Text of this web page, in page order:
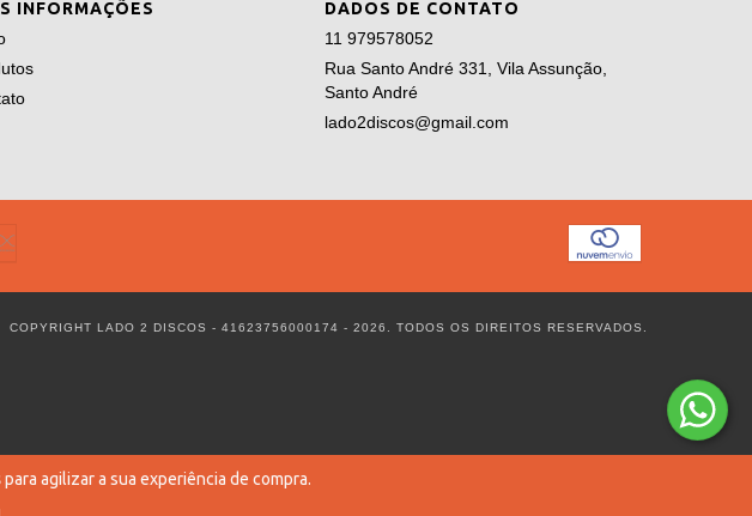
para agilizar a sua experiência de compra.
INFORMAÇÕES
DADOS DE CONTATO
11 979578052
Rua Santo André 331, Vila Assunção,
Santo André
lado2discos@gmail.com
COPYRIGHT LADO 2 DISCOS - 41623756000174 - 2026. TODOS OS DIREITOS RESERVADOS.